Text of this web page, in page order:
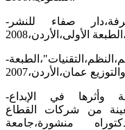
-ربحي مصطفى عليان،إدارة المعرفة،دار صفاء للنشر
-سعد غالب ياسين،إدارة المعرفة "المفاهيم،النظم،التقنيات"،الطبعة
-صلاح الدين الكبيسي،إدارة المعرفة وأثرها في الإبداع
من شركات القطاع
منشورة،جامعة